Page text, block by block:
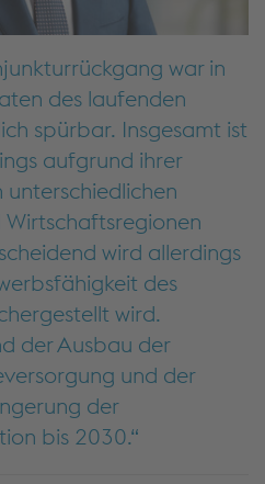
war in
des laufenden
spürbar. Insgesamt ist
aufgrund ihrer
wird allerdings
des
wird.
der Ausbau der
und der
der
bis 2030.